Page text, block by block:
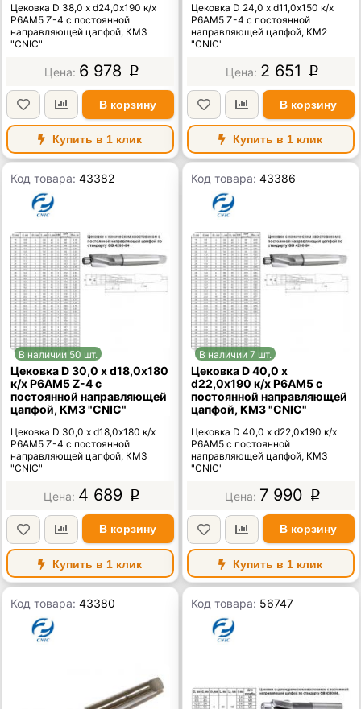
Цековка D 38,0 х d24,0х190 к/х
Р6АМ5 Z-4 с постоянной
направляющей цапфой, КМ3
"CNIC"
6 978 p
В корзину
Купить в 1 клик
Цековка D 24,0 х d11,0х150 к/х
Р6АМ5 Z-4 с постоянной
направляющей цапфой, КМ2
"CNIC"
2 651 p
В корзину
Купить в 1 клик
Код товара:43382
В наличии 50 шт.
Цековка D 30,0 х d18,0х180
к/х Р6АМ5 Z-4 с
постоянной направляющей
цапфой, КМ3 "CNIC"
Цековка D 30,0 х d18,0х180 к/х
Р6АМ5 Z-4 с постоянной
направляющей цапфой, КМ3
"CNIC"
4 689 p
В корзину
Купить в 1 клик
Код товара:43386
В наличии 7 шт.
Цековка D 40,0 х
d22,0х190 к/х Р6АМ5 с
постоянной направляющей
цапфой, КМ3 "CNIC"
Цековка D 40,0 х d22,0х190 к/х
Р6АМ5 с постоянной
направляющей цапфой, КМ3
"CNIC"
7 990 p
В корзину
Купить в 1 клик
Код товара:43380 Код товара: 56747